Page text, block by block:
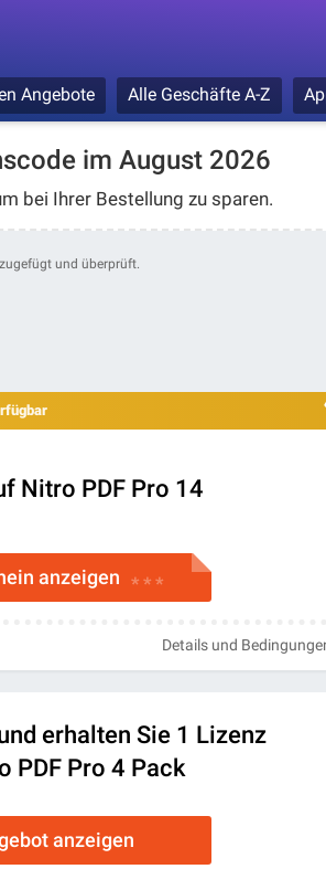
Angebote Alle Geschäfte A-Z
im August 2026
bei Ihrer Bestellung zu sparen.
und überprüft.
Nitro PDF Pro 14
anzeigen * * *
Details und
erhalten Sie 1 Lizenz
PDF Pro 4 Pack
anzeigen